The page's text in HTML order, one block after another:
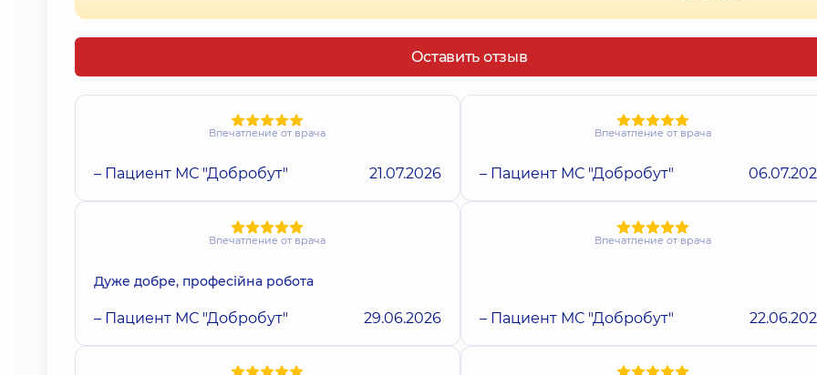
Оставить отзыв
Впечатление от врача
– Пациент МС "Добробут" 21.07.2026
Впечатление от врача
– Пациент МС "Добробут"
Впечатление от врача
Дуже добре, професійна робота
– Пациент МС "Добробут" 29.06.2026
Впечатление от врача
– Пациент МС "Добробут"